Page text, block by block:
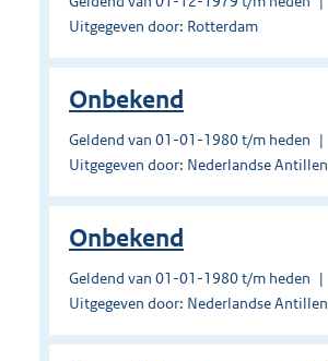
Uitgegeven door: Rotterdam
Onbekend
Geldend van 01-01-1980 t/m heden
Uitgegeven door: Nederlandse Antillen
Onbekend
Geldend van 01-01-1980 t/m heden
Uitgegeven door: Nederlandse Antillen